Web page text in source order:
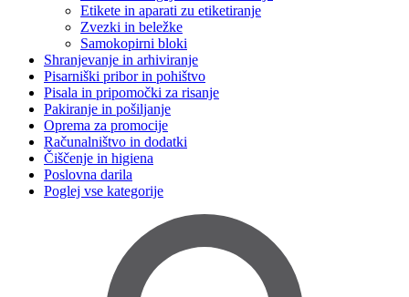
Etikete in aparati zu etiketiranje
Zvezki in beležke
Samokopirni bloki
Shranjevanje in arhiviranje
Pisarniški pribor in pohištvo
Pisala in pripomočki za risanje
Pakiranje in pošiljanje
Oprema za promocije
Računalništvo in dodatki
Čiščenje in higiena
Poslovna darila
Poglej vse kategorije